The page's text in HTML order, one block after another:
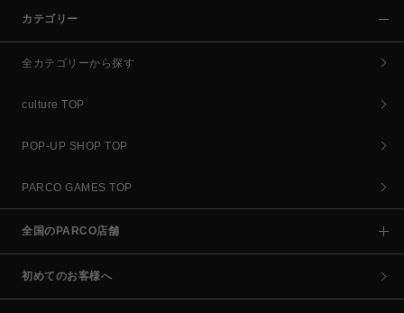
カテゴリー
全カテゴリーから探す
culture TOP
POP-UP SHOP TOP
PARCO GAMES TOP
全国のPARCO店舗
初めてのお客様へ